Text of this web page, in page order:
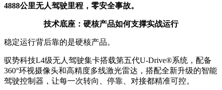
4888公里无人驾驶里程，零安全事故。
技术底座：硬核产品如何支撑实战运行
稳定运行背后靠的是硬核产品。
驭势科技L4级无人驾驶集卡搭载第五代U-Drive®系统，配备
360°环视摄像头和高精度多线激光雷达，搭配全新升级的智能
驾驶控制器，让每一次转向、停靠、对接都精准可控。